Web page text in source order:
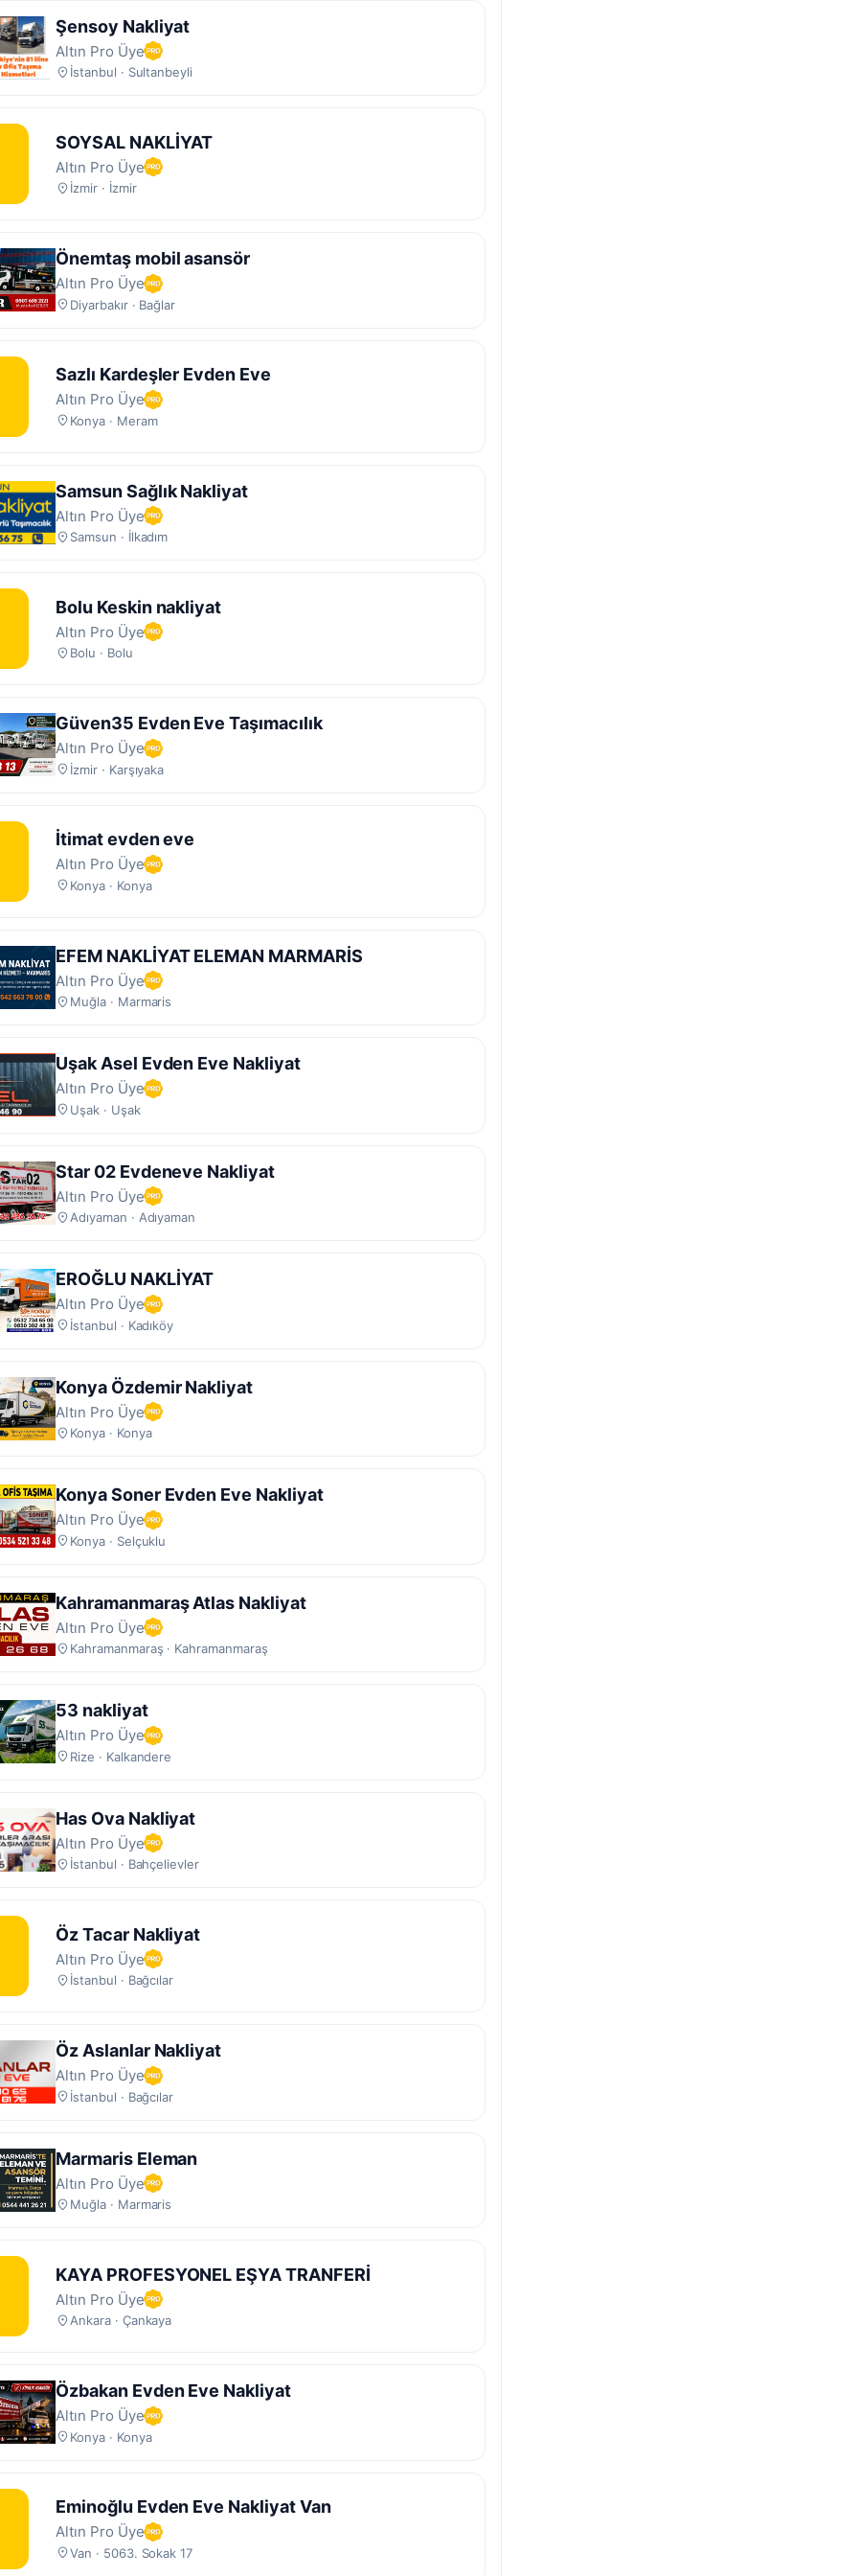
Şensoy Nakliyat
Altın Pro Üye
İstanbul · Sultanbeyli
SOYSAL NAKLİYAT
Altın Pro Üye
İzmir · İzmir
Önemtaş mobil asansör
Altın Pro Üye
Diyarbakır · Bağlar
Sazlı Kardeşler Evden Eve
Altın Pro Üye
Konya · Meram
Samsun Sağlık Nakliyat
Altın Pro Üye
Samsun · İlkadım
Bolu Keskin nakliyat
Altın Pro Üye
Bolu · Bolu
Güven35 Evden Eve Taşımacılık
Altın Pro Üye
İzmir · Karşıyaka
İtimat evden eve
Altın Pro Üye
Konya · Konya
EFEM NAKLİYAT ELEMAN MARMARİS
Altın Pro Üye
Muğla · Marmaris
Uşak Asel Evden Eve Nakliyat
Altın Pro Üye
Uşak · Uşak
Star 02 Evdeneve Nakliyat
Altın Pro Üye
Adıyaman · Adıyaman
EROĞLU NAKLİYAT
Altın Pro Üye
İstanbul · Kadıköy
Konya Özdemir Nakliyat
Altın Pro Üye
Konya · Konya
Konya Soner Evden Eve Nakliyat
Altın Pro Üye
Konya · Selçuklu
Kahramanmaraş Atlas Nakliyat
Altın Pro Üye
Kahramanmaraş · Kahramanmaraş
53 nakliyat
Altın Pro Üye
Rize · Kalkandere
Has Ova Nakliyat
Altın Pro Üye
İstanbul · Bahçelievler
Öz Tacar Nakliyat
Altın Pro Üye
İstanbul · Bağcılar
Öz Aslanlar Nakliyat
Altın Pro Üye
İstanbul · Bağcılar
Marmaris Eleman
Altın Pro Üye
Muğla · Marmaris
KAYA PROFESYONEL EŞYA TRANFERİ
Altın Pro Üye
Ankara · Çankaya
Özbakan Evden Eve Nakliyat
Altın Pro Üye
Konya · Konya
Eminoğlu Evden Eve Nakliyat Van
Altın Pro Üye
Van · 5063. Sokak 17